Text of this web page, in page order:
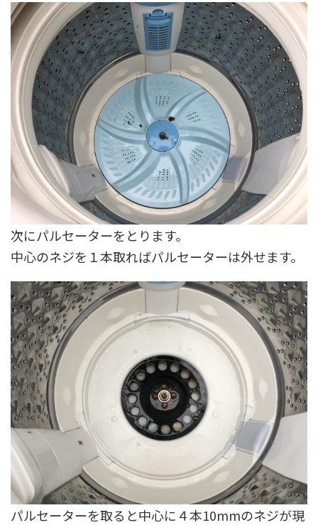
次にパルセーターをとります。
中心のネジを１本取ればパルセーターは外せます。
パルセーターを取ると中心に４本10mmのネジが現